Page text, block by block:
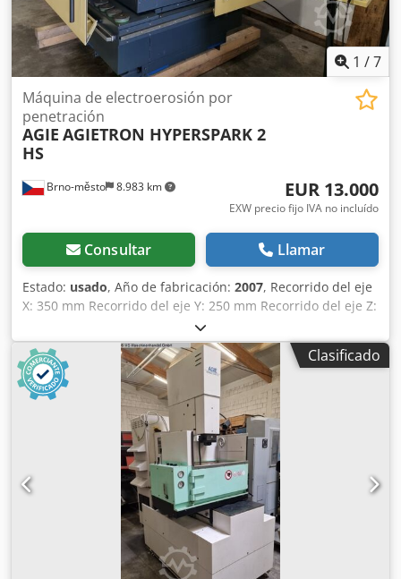
1 /7
Brno-město 8.983 km
Máquina de electroerosión por
penetración
AGIE AGIETRON HYPERSPARK 2
HS
EUR 13.000
EXW precio fijo IVA no incluído
Consultar Llamar
Estado: usado, Año de fabricación: 2007, Recorrido del eje
X: 350 mm Recorrido del eje Y: 250 mm Recorrido del eje Z:
350 mm Dimensiones de la mesa: 600 x 450 mm Longitud
máxima de la pieza de trabajo: 650 mm Ancho máximo de
la pieza de trabajo: 420 mm Dodpfx Aszqr Ryemxjwa Altura
máxima de la pieza de trabajo: 250 mm Carga máxima de
la pieza de trabajo: 400 kg Dimensiones de la máquina:
1930 x 2690 x 2620 mm Peso: 2700 kg
Clasificado